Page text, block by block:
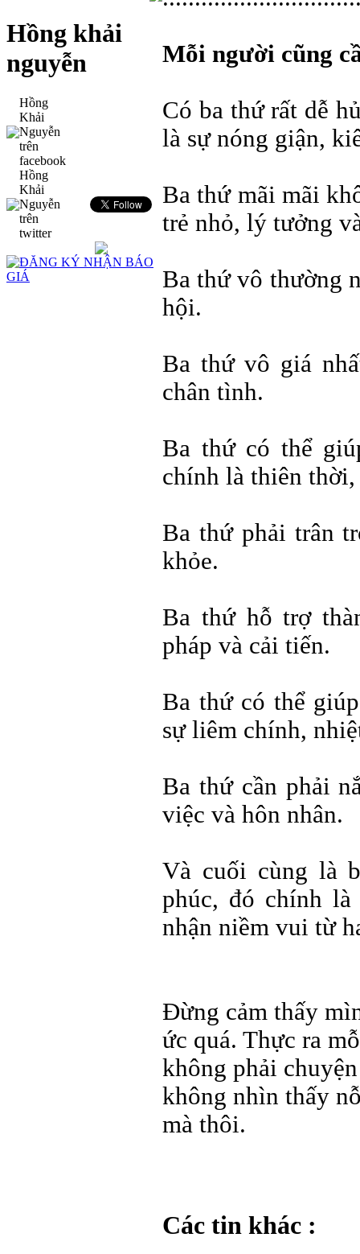
Hồng khải
nguyễn
Hồng
Khải
Nguyễn
trên
facebook
Hồng
Khải
Nguyễn
trên
twitter
Mỗi người cũng
Có ba thứ rất dễ
là sự nóng giận,
Ba thứ mãi mãi
trẻ nhỏ, lý tưởng
Ba thứ vô thường
hội.
Ba thứ vô giá
chân tình.
Ba thứ có thể
chính là thiên
Ba thứ phải trân
khỏe.
Ba thứ hỗ trợ
pháp và cải tiến.
Ba thứ có thể
sự liêm chính,
Ba thứ cần phải
việc và hôn nhân.
Và cuối cùng là
phúc, đó chính
nhận niềm vui từ
Đừng cảm thấy
ức quá. Thực ra
không phải
không nhìn thấy
mà thôi.
Các tin khác :